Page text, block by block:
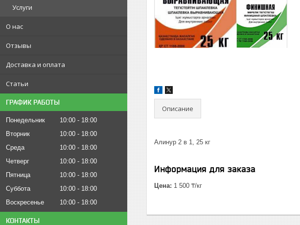
Услуги
О нас
Отзывы
Доставка и оплата
Статьи
ГРАФИК РАБОТЫ
Понедельник 10:00
18:00
Вторник
10:00
18:00
Среда
10:00
18:00
Четверг
10:00
18:00
Пятница
10:00
18:00
Суббота
10:00
18:00
Воскресенье
10:00 18:00
КОНТАКТЫ
Описание
Алинур 2 в 1, 25 кг
Информация для заказа
Цена: 1 500 ₸/кг